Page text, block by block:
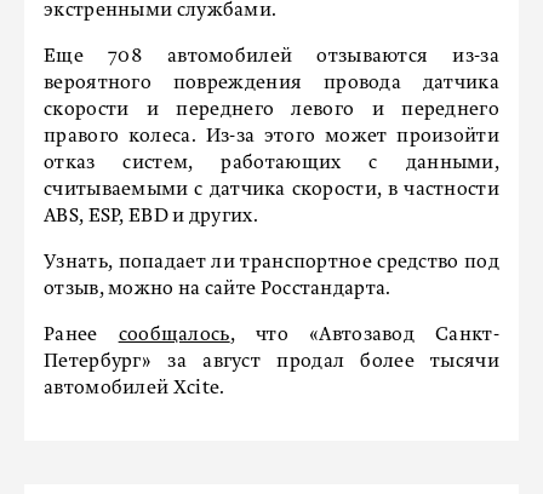
экстренными службами.
Еще 708 автомобилей отзываются из-за
вероятного повреждения провода датчика
скорости и переднего левого и переднего
правого колеса. Из-за этого может произойти
отказ систем, работающих с данными,
считываемыми с датчика скорости, в частности
ABS, ESP, EBD и других.
Узнать, попадает ли транспортное средство под
отзыв, можно на сайте Росстандарта.
Ранее сообщалось, что «Автозавод Санкт-
Петербург» за август продал более тысячи
автомобилей Xcite.